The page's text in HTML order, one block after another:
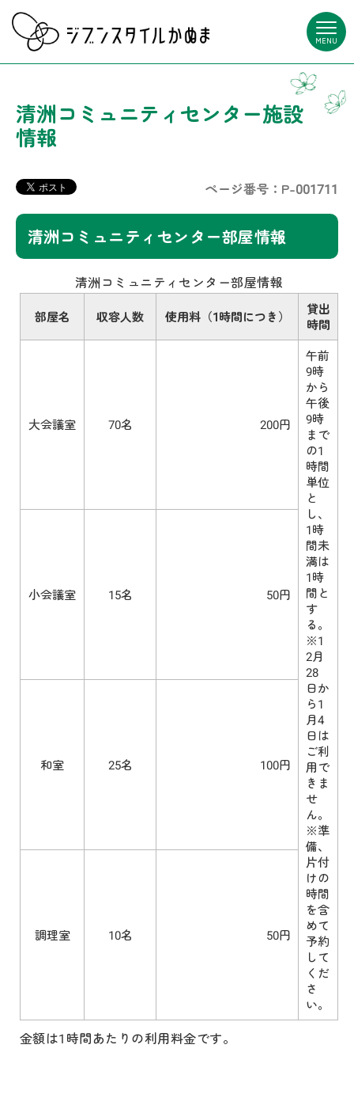
MENU
清洲コミュニティセンター施設
情報
ページ番号：P-001711
清洲コミュニティセンター部屋情報
清洲コミュニティセンター部屋情報
部屋名 収容人数 使用料（1時間につき）
貸出
時間
大会議室 70名 200円
午前
9時
から
午後
9時
まで
の1
時間
単位
と
し、
1時
間未
満は
1時
間と
す
る。
※1
2月
28
日か
ら1
月4
日は
ご利
用で
きま
せ
ん。
※準
備、
片付
けの
時間
を含
めて
予約
して
くだ
さ
い。
小会議室 15名 50円
和室 25名 100円
調理室 10名 50円
金額は1時間あたりの利用料金です。